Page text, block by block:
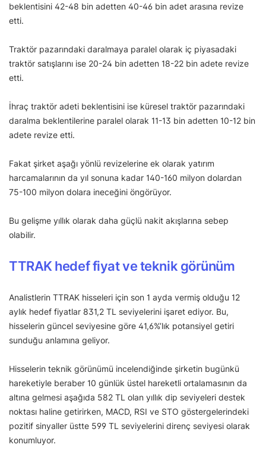
beklentisini 42-48 bin adetten 40-46 bin adet arasına revize
etti.
Traktör pazarındaki daralmaya paralel olarak iç piyasadaki
traktör satışlarını ise 20-24 bin adetten 18-22 bin adete revize
etti.
İhraç traktör adeti beklentisini ise küresel traktör pazarındaki
daralma beklentilerine paralel olarak 11-13 bin adetten 10-12 bin
adete revize etti.
Fakat şirket aşağı yönlü revizelerine ek olarak yatırım
harcamalarının da yıl sonuna kadar 140-160 milyon dolardan
75-100 milyon dolara ineceğini öngörüyor.
Bu gelişme yıllık olarak daha güçlü nakit akışlarına sebep
olabilir.
TTRAK hedef fiyat ve teknik görünüm
Analistlerin TTRAK hisseleri için son 1 ayda vermiş olduğu 12
aylık hedef fiyatlar 831,2 TL seviyelerini işaret ediyor. Bu,
hisselerin güncel seviyesine göre 41,6%’lık potansiyel getiri
sunduğu anlamına geliyor.
Hisselerin teknik görünümü incelendiğinde şirketin bugünkü
hareketiyle beraber 10 günlük üstel hareketli ortalamasının da
altına gelmesi aşağıda 582 TL olan yıllık dip seviyeleri destek
noktası haline getirirken, MACD, RSI ve STO göstergelerindeki
pozitif sinyaller üstte 599 TL seviyelerini direnç seviyesi olarak
konumluyor.